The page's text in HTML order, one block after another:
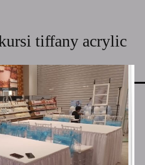
tiffany acrylic